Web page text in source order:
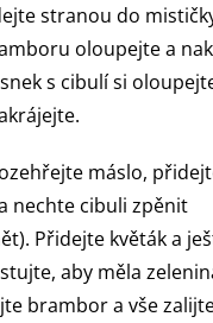
stranou do
oloupejte a
s cibulí si
máslo,
nechte cibuli zpěnit
Přidejte květák a
aby měla
brambor a vše